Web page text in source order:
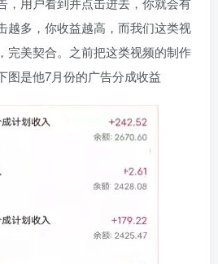
越多，你收益越高，而我们这类视
完美契合。之前把这类视频的制作
图是他7月份的广告分成收益